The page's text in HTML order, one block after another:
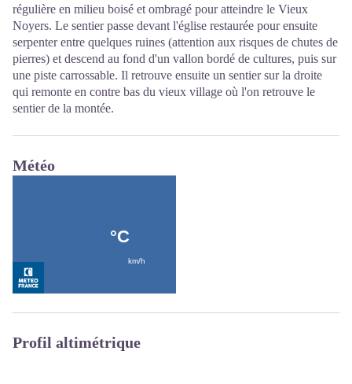
régulière en milieu boisé et ombragé pour atteindre le Vieux
Noyers. Le sentier passe devant l'église restaurée pour ensuite
serpenter entre quelques ruines (attention aux risques de chutes de
pierres) et descend au fond d'un vallon bordé de cultures, puis sur
une piste carrossable. Il retrouve ensuite un sentier sur la droite
qui remonte en contre bas du vieux village où l'on retrouve le
sentier de la montée.
Météo
Profil altimétrique